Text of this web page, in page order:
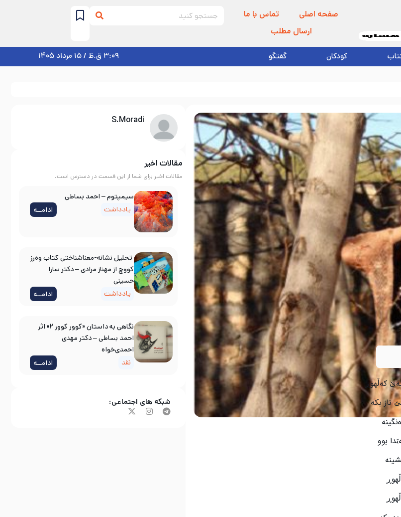
صفحه اصلی
تماس با ما
ارسال مطلب
کودکان گفتگو 3:09 ق.ظ / 15 مرداد 1405
کەڵهوڕ
ناز بکە
بوو
S.Moradi
مقالات اخیر
مقالات اخیر برای شما از این قسمت در دسترس است.
سیمپتوم – احمد بساطی
یادداشت
ادامــه
تحلیل نشانه-معناشناختی کتاب وه‌رز
کووچ از مهناز مرادی – دکتر سارا
حسینی
یادداشت
ادامــه
نگاهی به داستان «کوور کوور ۲» اثر
احمد بساطی – دکتر مهدی
احمدی‌خواه
نقد
ادامــه
شبکه های اجتماعی: